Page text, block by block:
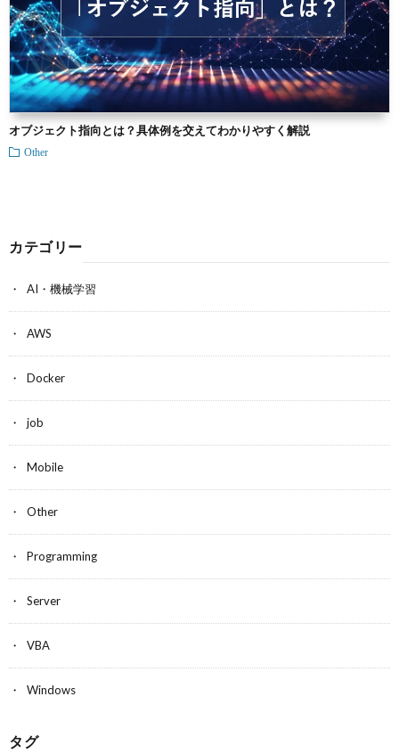
オブジェクト指向とは？具体例を交えてわかりやすく解説
Other
カテゴリー
AI・機械学習
AWS
Docker
job
Mobile
Other
Programming
Server
VBA
Windows
タグ